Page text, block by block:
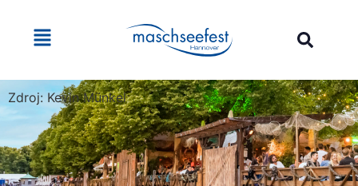
Zdroj: Kevin Münkel